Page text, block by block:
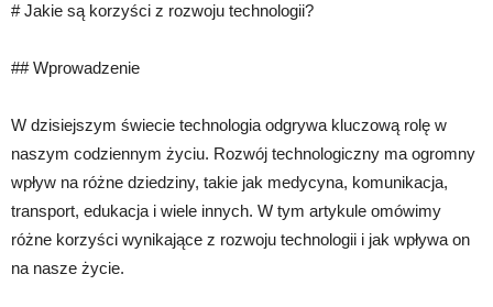
# Jakie są korzyści z rozwoju technologii?
## Wprowadzenie
W dzisiejszym świecie technologia odgrywa kluczową rolę w
naszym codziennym życiu. Rozwój technologiczny ma ogromny
wpływ na różne dziedziny, takie jak medycyna, komunikacja,
transport, edukacja i wiele innych. W tym artykule omówimy
różne korzyści wynikające z rozwoju technologii i jak wpływa on
na nasze życie.